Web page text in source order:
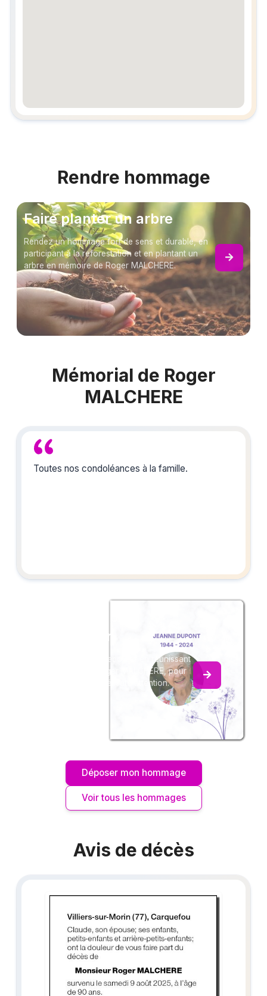
embedgooglemap.net
Rendre hommage
Faire planter un arbre
Rendez un hommage fort de sens et durable, en
participant à la reforestation et en plantant un
arbre en mémoire de Roger MALCHERE.
Mémorial de Roger
MALCHERE
Toutes nos condoléances à la famille.
du souvenir
Créez un album collaboratif en réunissant
les hommages à Roger MALCHERE, pour
vous ou pour une délicate attention.
Déposer mon hommage
Voir tous les hommages
Avis de décès